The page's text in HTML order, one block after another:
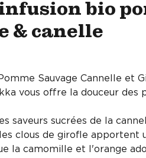
bio
& canelle
Sauvage Cannelle et
vous offre la douceur des
saveurs sucrées de la
clous de girofle apportent
la camomille et l'orange